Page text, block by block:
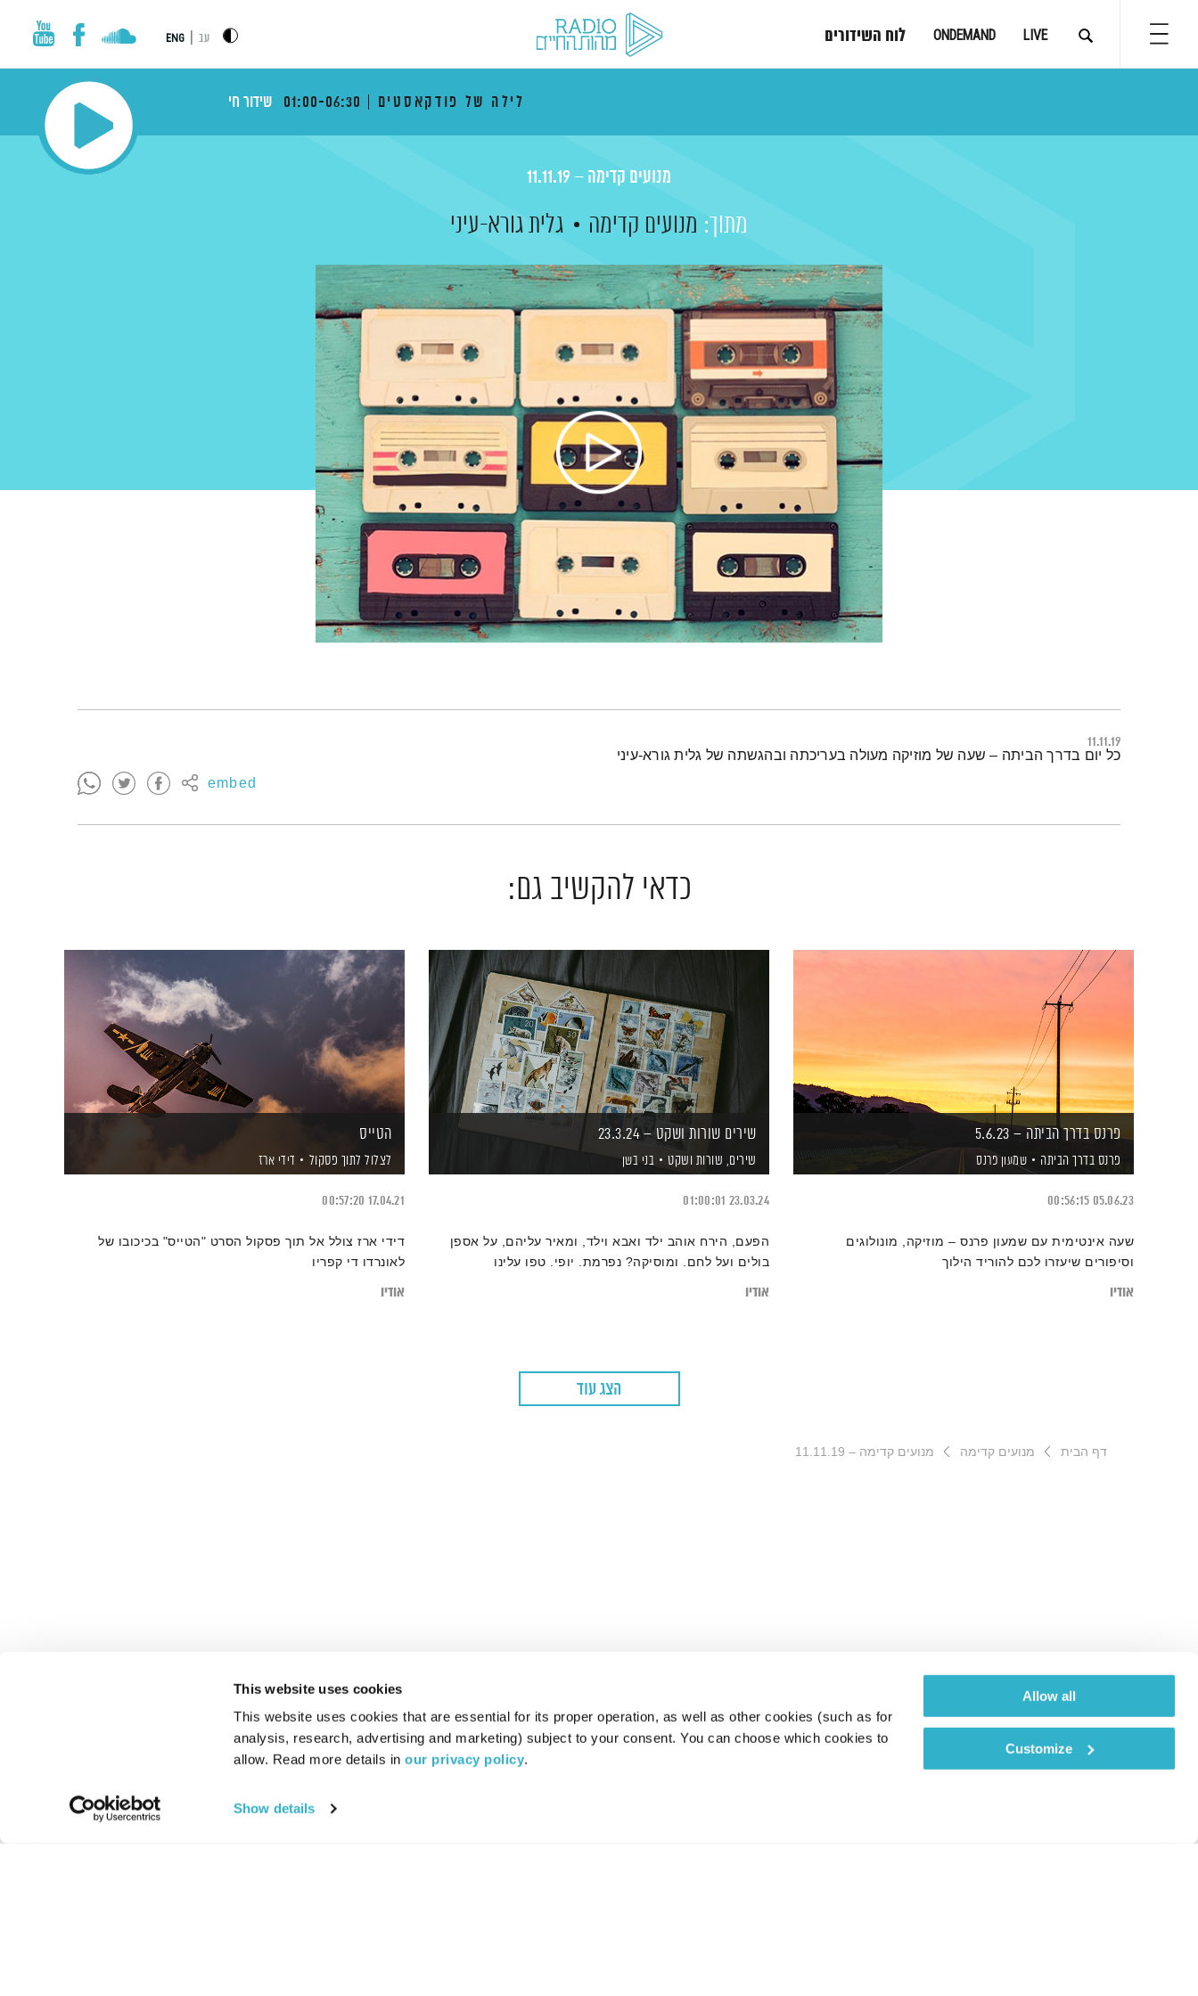
This website uses cookies
This website uses cookies that are essential for its proper operation, as well as other cookies (such as for
analysis, research, advertising and marketing) subject to your consent. You can choose which cookies to
allow. Read more details in our privacy policy.
Show details
Allow all
Customize
LIVE
ONDEMAND לוח השידורים עב ENG
לילה של פודקאסטים 01:00-06:30 שידור חי
מנועים קדימה – 11.11.19
מתוך: מנועים קדימה גלית גורא-עיני
11.11.19
embed
תמצית הפודקאסט
כל יום בדרך הביתה – שעה של מוזיקה מעולה בעריכתה ובהגשתה של גלית גורא-עיני
כדאי להקשיב גם:
פרנס בדרך הביתה – 5.6.23
פרנס בדרך הביתה שמעון פרנס
05.06.23
00:56:15
שעה אינטימית עם שמעון פרנס – מוזיקה, מונולוגים
וסיפורים שיעזרו לכם להוריד הילוך
אודיו
שירים שורות ושקט – 23.3.24
שירים, שורות ושקט בני בשן
23.03.24
01:00:01
הפעם, הירח אוהב ילד ואבא וילד, ומאיר עליהם, על אספן
בולים ועל לחם. ומוסיקה? נפרמת. יופי. טפו עלינו
אודיו
הטייס
לצלול לתוך פסקול דידי ארז
17.04.21
00:57:20
דידי ארז צולל אל תוך פסקול הסרט "הטייס" בכיכובו של
לאונרדו די קפריו
אודיו
הצג עוד
דף הבית מנועים קדימה מנועים קדימה – 11.11.19